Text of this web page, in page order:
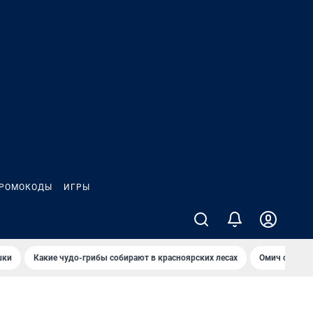
ИГРЫ
Какие чудо-грибы собирают в красноярских лесах Омич